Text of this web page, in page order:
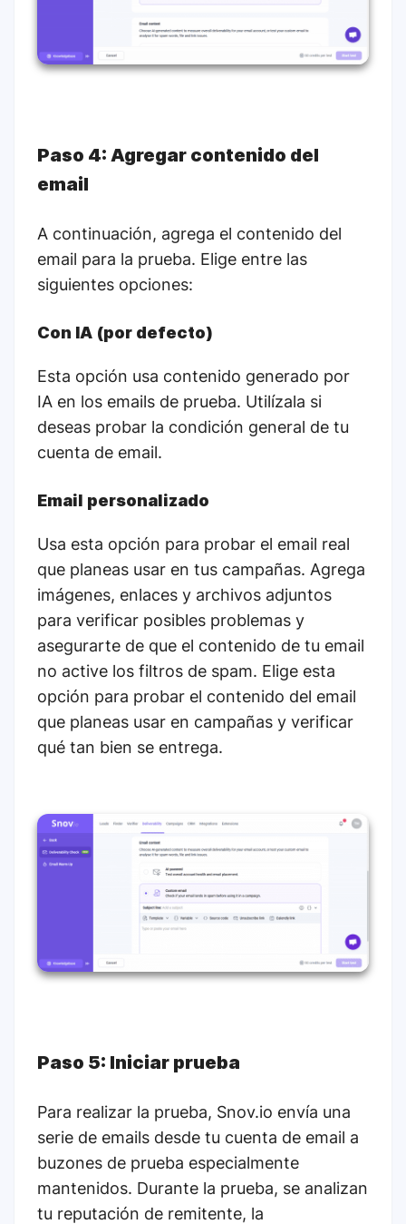
Paso 4: Agregar contenido del
email
A continuación, agrega el contenido del
email para la prueba. Elige entre las
siguientes opciones:
Con IA (por defecto)
Esta opción usa contenido generado por
IA en los emails de prueba. Utilízala si
deseas probar la condición general de tu
cuenta de email.
Email personalizado
Usa esta opción para probar el email real
que planeas usar en tus campañas. Agrega
imágenes, enlaces y archivos adjuntos
para verificar posibles problemas y
asegurarte de que el contenido de tu email
no active los filtros de spam. Elige esta
opción para probar el contenido del email
que planeas usar en campañas y verificar
qué tan bien se entrega.
Paso 5: Iniciar prueba
Para realizar la prueba, Snov.io envía una
serie de emails desde tu cuenta de email a
buzones de prueba especialmente
mantenidos. Durante la prueba, se analizan
tu reputación de remitente, la